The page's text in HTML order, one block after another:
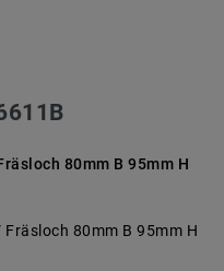
80mm B 95mm H
80mm B 95mm H